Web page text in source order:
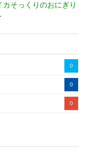
そっくりのおにぎり
0
0
0